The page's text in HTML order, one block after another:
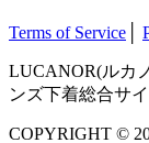
Terms of Service
LUCANOR(ルカ
ンズ下着総合サイ
COPYRIGHT ©